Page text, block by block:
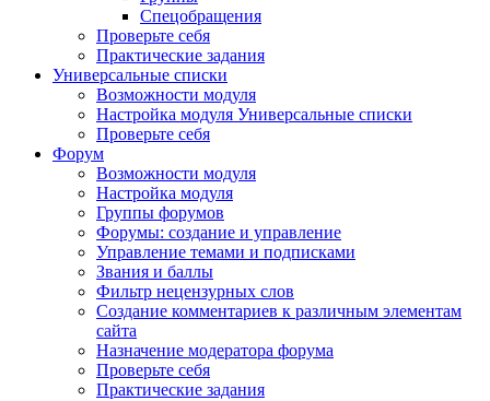
Спецобращения
Проверьте себя
Практические задания
Универсальные списки
Возможности модуля
Настройка модуля Универсальные списки
Проверьте себя
Форум
Возможности модуля
Настройка модуля
Группы форумов
Форумы: создание и управление
Управление темами и подписками
Звания и баллы
Фильтр нецензурных слов
Создание комментариев к различным элементам
сайта
Назначение модератора форума
Проверьте себя
Практические задания